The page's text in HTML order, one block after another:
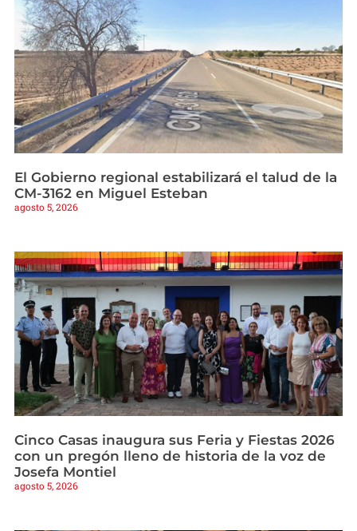
El Gobierno regional estabilizará el talud de la
CM-3162 en Miguel Esteban
agosto 5, 2026
Cinco Casas inaugura sus Feria y Fiestas 2026
con un pregón lleno de historia de la voz de
Josefa Montiel
agosto 5, 2026